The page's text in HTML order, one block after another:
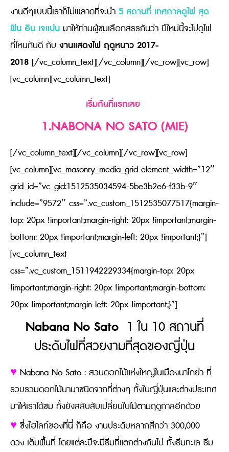
งานดีๆแบบนี้เราก็ไม่พลาดที่จะนำ 5 สถานที่ เทศกาลดูไฟ สุด
ฟิน อิน เจแปน มาให้ท่านผู้ชมเลือกสรรกันว่า ปีใหม่นี้จะไปดูไฟ
ที่ไหนกันดี กับ งานแสดงไฟ ฤดูหนาว 2017-
2018 [/vc_column_text][/vc_column][/vc_row][vc_row]
[vc_column][vc_column_text]
เริ่มกันที่แรกเลย
1.NABONA NO SATO (MIE)
[/vc_column_text][/vc_column][/vc_row][vc_row]
[vc_column][vc_masonry_media_grid element_width=”12″
grid_id=”vc_gid:1512535034594-5be3b2e6-f33b-9″
include=”9572″ css=”.vc_custom_1512535077517{margin-
top: 20px !important;margin-right: 20px !important;margin-
bottom: 20px !important;margin-left: 20px !important;}”]
[vc_column_text
css=”.vc_custom_1511942229334{margin-top: 20px
!important;margin-right: 20px !important;margin-bottom:
20px !important;margin-left: 20px !important;}”]
Nabana No Sato1 ใน 10 สถานที่
ประดับไฟที่สวยงามที่สุดของญี่ปุ่น
♥ Nabana No Sato : สวนดอกไม้แห่งใหญ่ในเมืองนาโกย่า ที่
รวบรวมดอกไม้นานาชนิดจากที่ต่างๆ ทั้งในญี่ปุ่นและต่างประเทศ
มาให้เราได้ชม ทั้งยังสลับสับเปลี่ยนใบไม้ตามฤดูกาลอีกด้วย
♥ ซึ่งไฮไลท์ของที่นี่ ก็คือ งานประดับหลากสีกว่า 300,000
ดวง เต็มพื้นที่ โดยแต่ละปีจะมีธีมที่แตกต่างกันไป ทั้งธีมทะเล ธีม